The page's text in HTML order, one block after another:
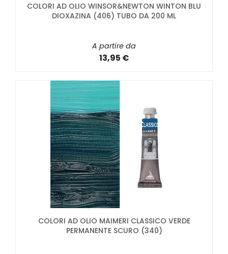
COLORI AD OLIO WINSOR&NEWTON WINTON BLU
DIOXAZINA (406) TUBO DA 200 ML
A partire da
13,95 €
COLORI AD OLIO MAIMERI CLASSICO VERDE
PERMANENTE SCURO (340)